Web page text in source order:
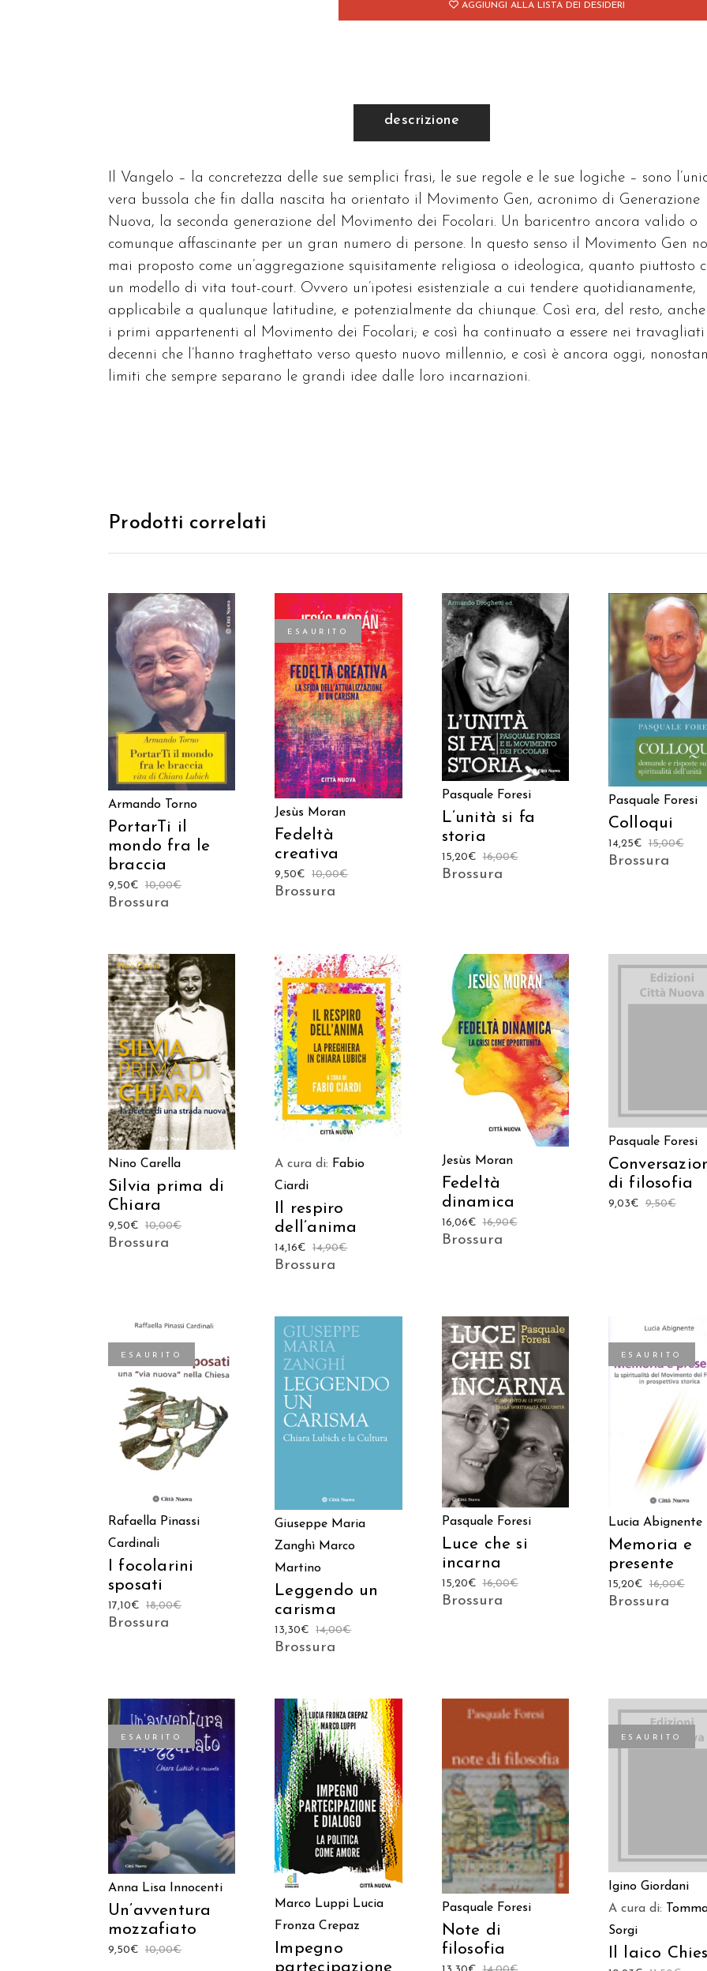
AGGIUNGI ALLA LISTA DEI DESIDERI
descrizione
Il Vangelo – la concretezza delle sue semplici frasi, le sue regole e le sue logiche – sono
vera bussola che fin dalla nascita ha orientato il Movimento Gen, acronimo di Generazione
Nuova, la seconda generazione del Movimento dei Focolari. Un baricentro ancora valido o
comunque affascinante per un gran numero di persone. In questo senso il Movimento Gen
mai proposto come un’aggregazione squisitamente religiosa o ideologica, quanto piuttosto
un modello di vita tout-court. Ovvero un’ipotesi esistenziale a cui tendere quotidianamente,
applicabile a qualunque latitudine, e potenzialmente da chiunque. Così era, del resto,
i primi appartenenti al Movimento dei Focolari; e così ha continuato a essere nei travagliati
decenni che l’hanno traghettato verso questo nuovo millennio, e così è ancora oggi,
limiti che sempre separano le grandi idee dalle loro incarnazioni.
Prodotti correlati
AGGIUNGI AL
CARRELLO
Armando Torno
PortarTi il
mondo fra le
braccia
10,00€
9,50€
Brossura
ESAURITO
LEGGI TUTTO
Jesùs Moran
Fedeltà
creativa
10,00€
9,50€
Brossura
AGGIUNGI AL
CARRELLO
Pasquale Foresi
L’unità si fa
storia
16,00€
15,20€
Brossura
AGGIUNGI AL
CARRELLO
Pasquale Foresi
Colloqui
15,00€
14,25€
Brossura
AGGIUNGI AL
CARRELLO
Nino Carella
Silvia prima di
Chiara
10,00€
9,50€
Brossura
CARRELLO
A cura di: Fabio
Ciardi
Il respiro
dell’anima
14,90€
14,16€
Brossura
AGGIUNGI AL
CARRELLO
Jesùs Moran
Fedeltà
dinamica
16,90€
16,06€
Brossura
Pasquale Foresi
di filosofia
9,50€
9,03€
ESAURITO
LEGGI TUTTO
Rafaella Pinassi
Cardinali
I focolarini
sposati
18,00€
17,10€
Brossura
AGGIUNGI AL
CARRELLO
Giuseppe Maria
Zanghì Marco
Martino
Leggendo un
carisma
14,00€
13,30€
Brossura
AGGIUNGI AL
CARRELLO
Pasquale Foresi
Luce che si
incarna
16,00€
15,20€
Brossura
ESAURITO
LEGGI TUTTO
Lucia Abignente
Memoria e
presente
16,00€
15,20€
Brossura
ESAURITO
LEGGI TUTTO
Anna Lisa Innocenti
Un’avventura
mozzafiato
10,00€
9,50€
AGGIUNGI AL
CARRELLO
Marco Luppi Lucia
Fronza Crepaz
Impegno
partecipazione
AGGIUNGI AL
CARRELLO
Pasquale Foresi
Note di
filosofia
ESAURITO
Igino Giordani
A cura di:
Sorgi
Il laico